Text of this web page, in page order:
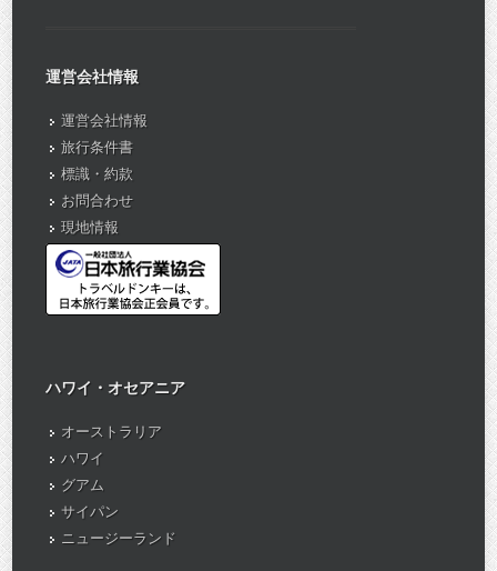
運営会社情報
運営会社情報
旅行条件書
標識・約款
お問合わせ
現地情報
ハワイ・オセアニア
オーストラリア
ハワイ
グアム
サイパン
ニュージーランド